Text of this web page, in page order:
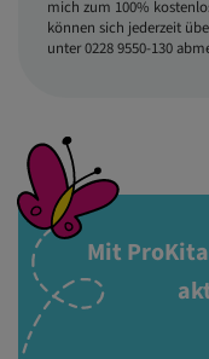
Mit
mich zum 100%
können sich jederzeit
unter 0228 9550-130